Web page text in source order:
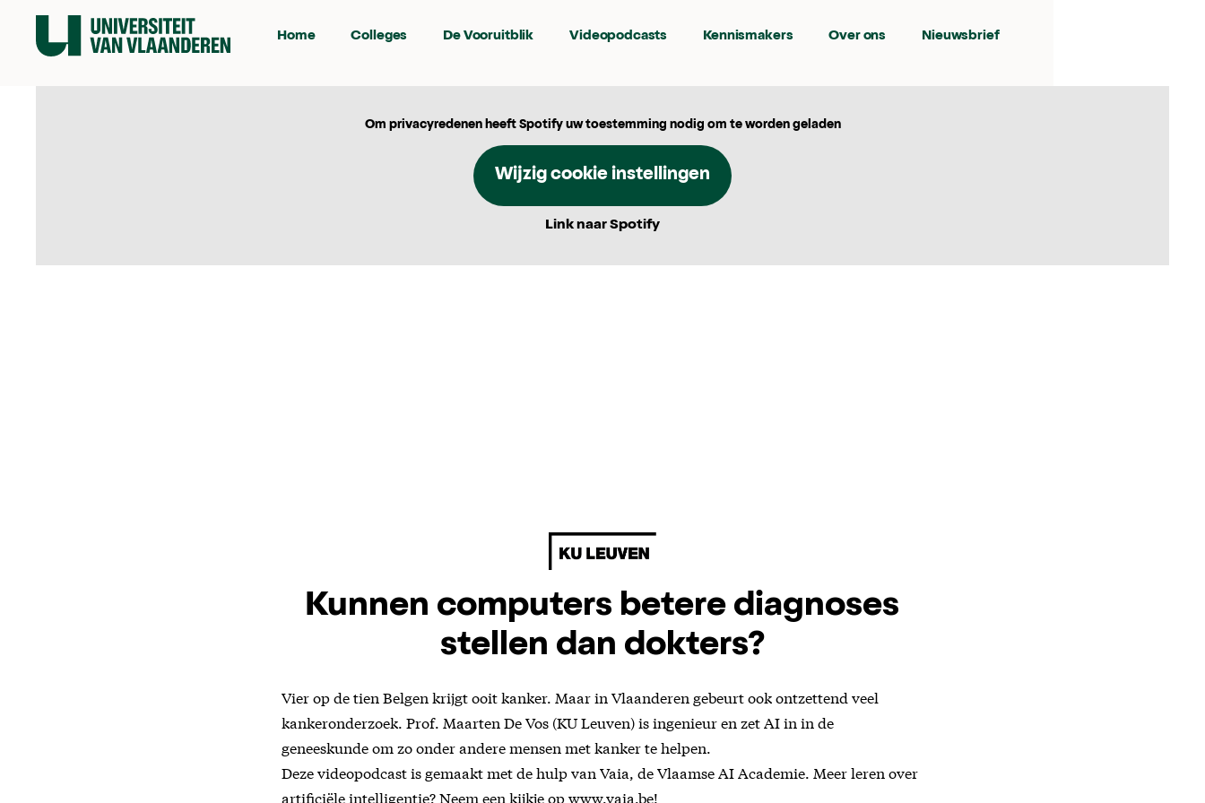
Home Colleges De Vooruitblik Videopodcasts Kennismakers Over ons Nieuwsbrief
Om privacyredenen heeft Spotify uw toestemming nodig om te worden geladen
Wijzig cookie instellingen
Link naar Spotify
Kunnen computers betere diagnoses
stellen dan dokters?
Vier op de tien Belgen krijgt ooit kanker. Maar in Vlaanderen gebeurt ook ontzettend veel
kankeronderzoek. Prof. Maarten De Vos (KU Leuven) is ingenieur en zet AI in in de
geneeskunde om zo onder andere mensen met kanker te helpen.
Deze videopodcast is gemaakt met de hulp van Vaia, de Vlaamse AI Academie. Meer leren over
artificiële intelligentie? Neem een kijkje op⁠www.vaia.be⁠!